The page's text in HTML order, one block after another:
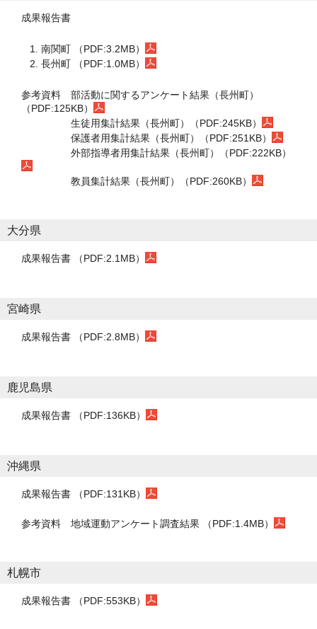
成果報告書
南関町 （PDF:3.2MB）
長州町 （PDF:1.0MB）
参考資料 部活動に関するアンケート結果（長州町）
（PDF:125KB）
生徒用集計結果（長州町）（PDF:245KB）
保護者用集計結果（長州町）（PDF:251KB）
外部指導者用集計結果（長州町）（PDF:222KB）
教員集計結果（長州町）（PDF:260KB）
大分県
成果報告書 （PDF:2.1MB）
宮崎県
成果報告書 （PDF:2.8MB）
鹿児島県
成果報告書 （PDF:136KB）
沖縄県
成果報告書 （PDF:131KB）
参考資料 地域運動アンケート調査結果 （PDF:1.4MB）
札幌市
成果報告書 （PDF:553KB）